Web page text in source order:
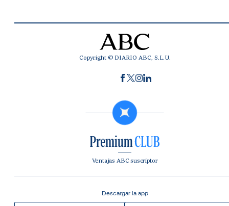
Copyright © DIARIO ABC, S.L.U.
Ventajas ABC suscriptor
Descargar la app